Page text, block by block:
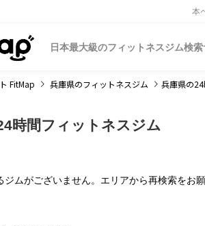
本
日本最大級のフィットネスジム検索
FitMap 兵庫県のフィットネスジム 兵庫県の
時間フィットネスジム
ジムがございません。エリアから再検索をお願